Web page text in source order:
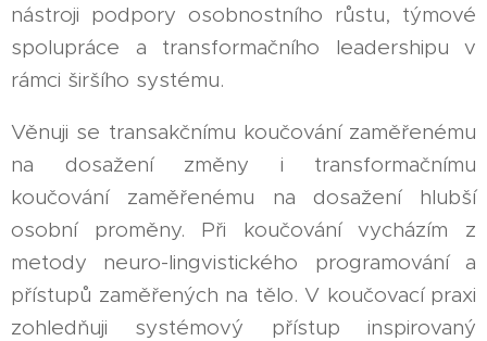
nástroji podpory osobnostního růstu, týmové
spolupráce a transformačního leadershipu v
rámci širšího systému.
Věnuji se transakčnímu koučování zaměřenému
na dosažení změny i transformačnímu
koučování zaměřenému na dosažení hlubší
osobní proměny. Při koučování vycházím z
metody neuro-lingvistického programování a
přístupů zaměřených na tělo. V koučovací praxi
zohledňuji systémový přístup inspirovaný